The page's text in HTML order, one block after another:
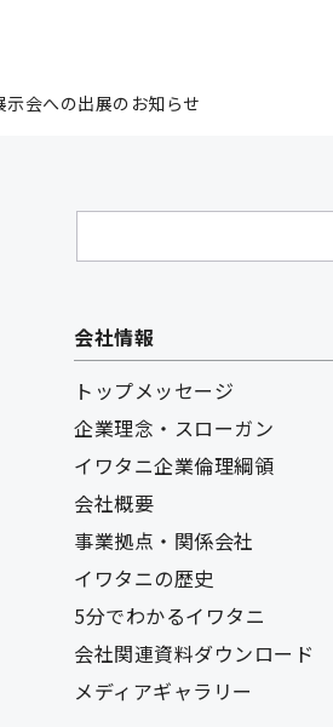
示会への出展のお知らせ
会社情報
トップメッセージ
企業理念・スローガン
イワタニ企業倫理綱領
会社概要
事業拠点・関係会社
イワタニの歴史
5分でわかるイワタニ
会社関連資料ダウンロード
メディアギャラリー